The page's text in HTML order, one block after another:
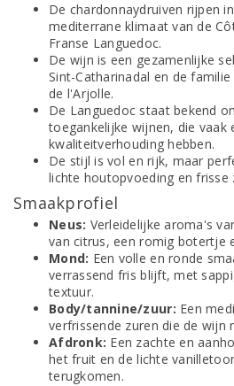
De chardonnaydruiven rijpen
mediterrane klimaat van de
Franse Languedoc.
De wijn is een gezamenlijke
Sint-Catharinadal en de
de l'Arjolle.
De Languedoc staat bekend
toegankelijke wijnen, die vaak
kwaliteitverhouding hebben.
De stijl is vol en rijk, maar
lichte houtopvoeding en frisse
Smaakprofiel
Neus: Verleidelijke aroma's
van citrus, een romig botertje
Mond: Een volle en ronde
verrassend fris blijft, met
textuur.
Body/tannine/zuur: Een
verfrissende zuren die de wijn
Afdronk: Een zachte en
het fruit en de lichte
terugkomen.